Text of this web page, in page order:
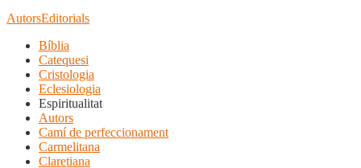
AutorsEditorials
Bíblia
Catequesi
Cristologia
Eclesiologia
Espiritualitat
Autors
Camí de perfeccionament
Carmelitana
Claretiana